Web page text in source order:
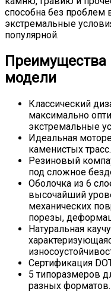
способна без
экстремальные
популярной.
Преимущества
модели
Классический
максимально
экстремальные
Идеальная
каменистых трасс.
Резиновый
под сложное
Оболочка из 6
высочайший
механических
порезы,
Натуральная
Сертификация
5 типоразмеров
разных форматов.